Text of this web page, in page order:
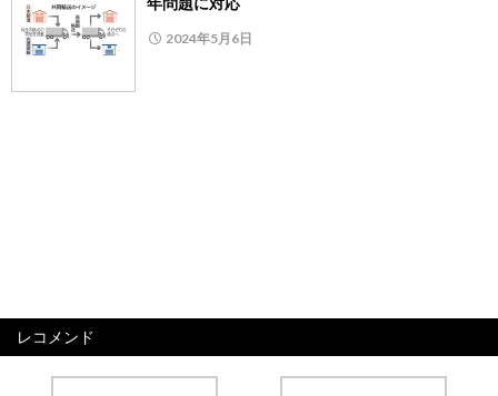
2024年5月6日
レコメンド